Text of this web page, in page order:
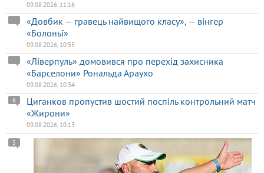
09.08.2026, 11:16
«Довбик — гравець найвищого класу», — вінгер
«Болоньї»
09.08.2026, 10:55
«Ліверпуль» домовився про перехід захисника
«Барселони» Рональда Араухо
09.08.2026, 10:34
Циганков пропустив шостий поспіль контрольний матч
«Жирони»
6
09.08.2026, 10:13
5